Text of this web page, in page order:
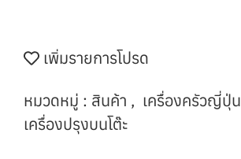
เพิ่มรายการโปรด
หมวดหมู่ : สินค้า , เครื่องครัวญี่ปุ่น
เครื่องปรุงบนโต๊ะ